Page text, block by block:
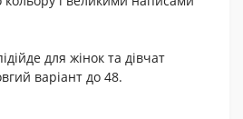
для жінок та дівчат
варіант до 48.